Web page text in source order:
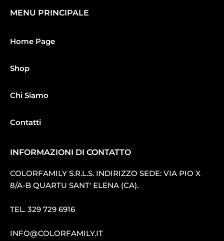
MENU PRINCIPALE
Home Page
Shop
Chi Siamo
Contatti
INFORMAZIONI DI CONTATTO
COLORFAMILY S.R.L.S. INDIRIZZO SEDE: VIA PIO X
8/A-B QUARTU SANT′ ELENA (CA).
TEL. 329 729 6916
INFO@COLORFAMILY.IT